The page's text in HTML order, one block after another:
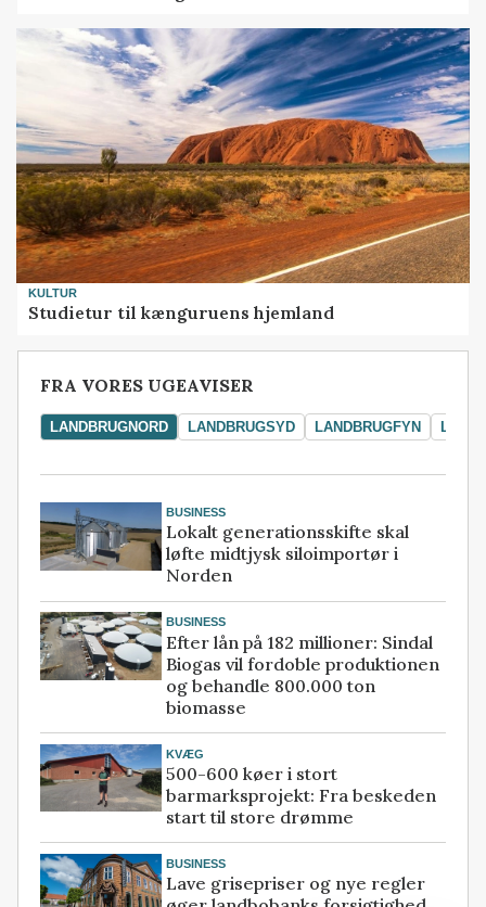
KULTUR
Studietur til kænguruens hjemland
FRA VORES UGEAVISER
LANDBRUGNORD LANDBRUGSYD LANDBRUGFYN
BUSINESS
Lokalt generationsskifte skal
løfte midtjysk siloimportør i
Norden
BUSINESS
Efter lån på 182 millioner: Sindal
Biogas vil fordoble produktionen
og behandle 800.000 ton
biomasse
KVÆG
500-600 køer i stort
barmarksprojekt: Fra beskeden
start til store drømme
BUSINESS
Lave grisepriser og nye regler